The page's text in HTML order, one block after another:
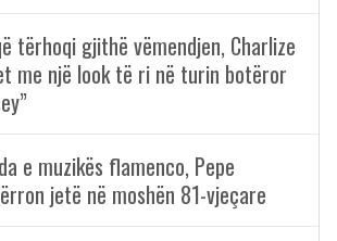
tërhoqi gjithë vëmendjen, Charlize
me një look të ri në turin botëror
e muzikës flamenco, Pepe
jetë në moshën 81-vjeçare